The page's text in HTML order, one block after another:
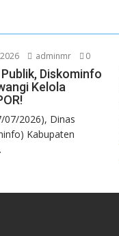
adminmr 0
Diskominfo
Kelola
07/2026), Dinas
Kabupaten